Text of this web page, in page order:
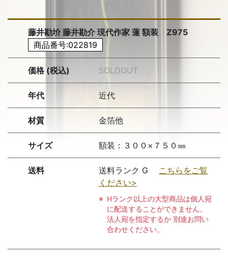
藤井勘圿 藤井勘介 現代作家 蓮 額装 Z975
商品番号:022819
価格 (税込) SOLDOUT
年代 近代
材質 金箔他
サイズ 額装：３００×７５０㎜
送料 送料ランク G こちらをご覧
ください>
Hランク以上の大型商品は個人宛
に配送することができません。
法人宛を指定するか 別途お問い
合わせください。